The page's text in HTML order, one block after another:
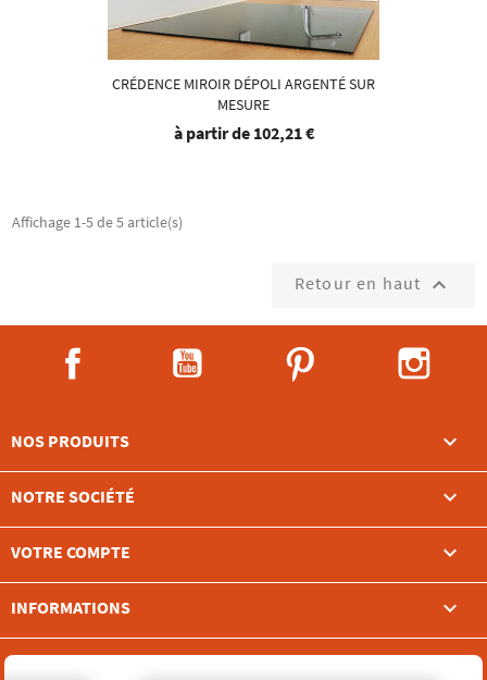
CRÉDENCE MIROIR DÉPOLI ARGENTÉ SUR
MESURE
à partir de 102,21 €
Affichage 1-5 de 5 article(s)
Retour en haut 
NOS PRODUITS 
NOTRE SOCIÉTÉ 
VOTRE COMPTE 
INFORMATIONS keyboard_arrow_down